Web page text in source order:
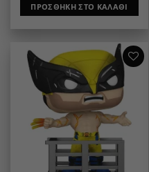
ΠΡΟΣΘΉΚΗ ΣΤΟ ΚΑΛΆΘΙ
Add to
wishlist